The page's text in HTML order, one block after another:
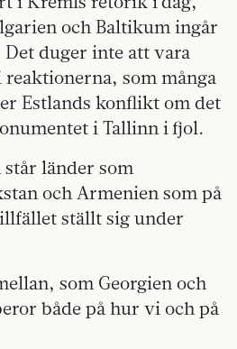
och Baltikum ingår
duger inte att vara
som många
Estlands konflikt om det
i Tallinn i fjol.
står länder som
och Armenien som på
ställt sig under
som Georgien och
både på hur vi och på